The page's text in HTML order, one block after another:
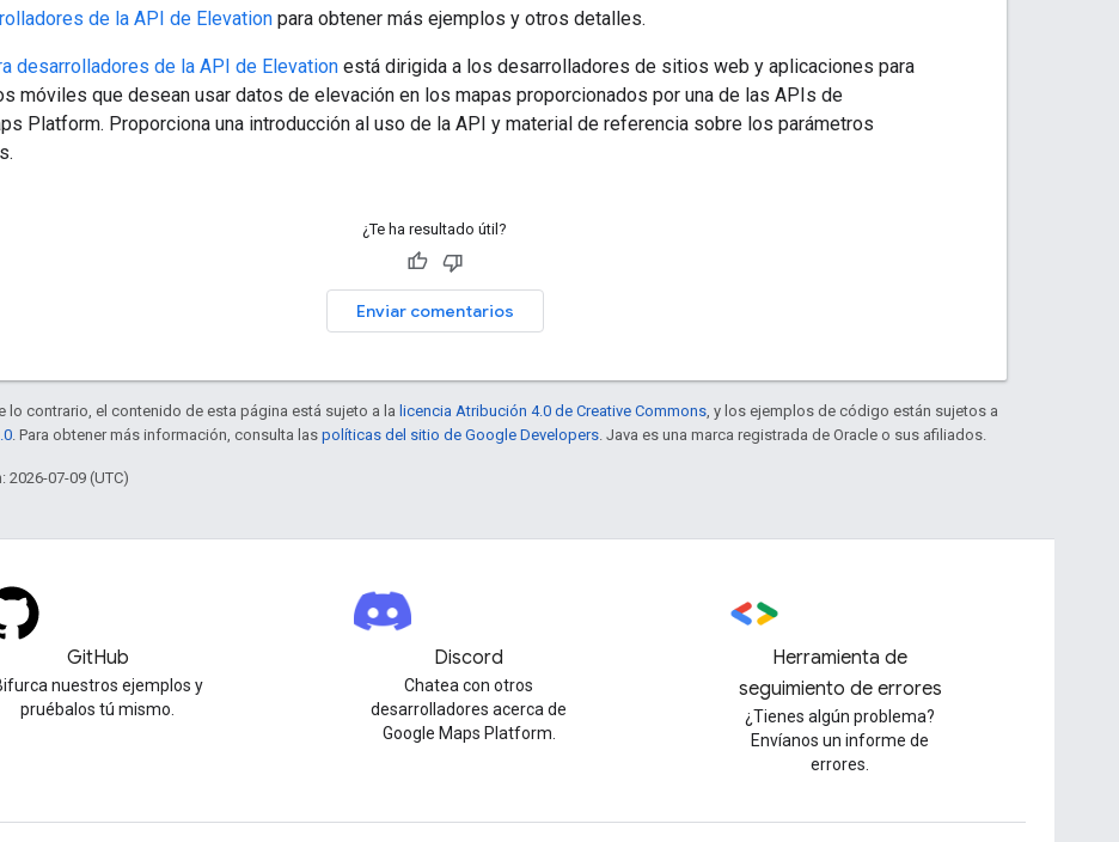
de la API de Elevation para obtener más ejemplos y otros detalles.
desarrolladores de la API de Elevation está dirigida a los desarrolladores de sitios web y aplicaciones para
móviles que desean usar datos de elevación en los mapas proporcionados por una de las APIs de
Platform. Proporciona una introducción al uso de la API y material de referencia sobre los parámetros
¿Te ha resultado útil?
Enviar comentarios
lo contrario, el contenido de esta página está sujeto a la licencia Atribución 4.0 de Creative Commons , y los ejemplos de código están sujetos a
. Para obtener más información, consulta las políticas del sitio de Google Developers . Java es una marca registrada de Oracle o sus afiliados.
2026-07-09 (UTC)
GitHub
nuestros ejemplos y
pruébalos tú mismo.
Discord
Chatea con otros
desarrolladores acerca de
Google Maps Platform.
Herramienta de
seguimiento de errores
¿Tienes algún problema?
Envíanos un informe de
errores.